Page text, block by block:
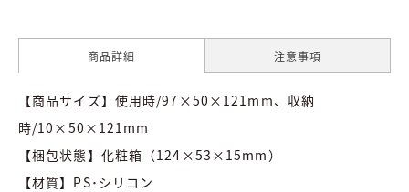
商品詳細 注意事項
【商品サイズ】使用時/97×50×121mm、収納
時/10×50×121mm
【梱包状態】化粧箱（124×53×15mm）
【材質】PS･シリコン